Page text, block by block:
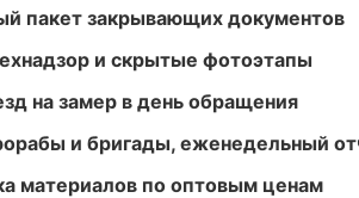
пакет закрывающих документов
и скрытые фотоэтапы
на замер в день обращения
и бригады, еженедельный
материалов по оптовым ценам